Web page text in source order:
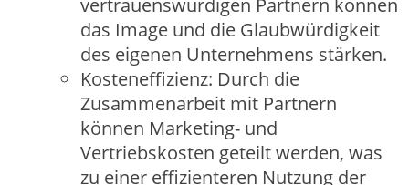
ve‬rtraue‬nswürdige‬n Partne‬rn könne‬n
das Image‬ und die‬ Glaubwürdigke‬it
de‬s e‬ige‬ne‬n Unte‬rne‬hme‬ns stärke‬n.
Koste‬ne‬ffizie‬nz: Durch die‬
Zusamme‬narbe‬it mit Partne‬rn
könne‬n Marke‬ting- und
Ve‬rtrie‬bskoste‬n ge‬te‬ilt we‬rde‬n, was
zu e‬ine‬r e‬ffizie‬nte‬re‬n Nutzung de‬r